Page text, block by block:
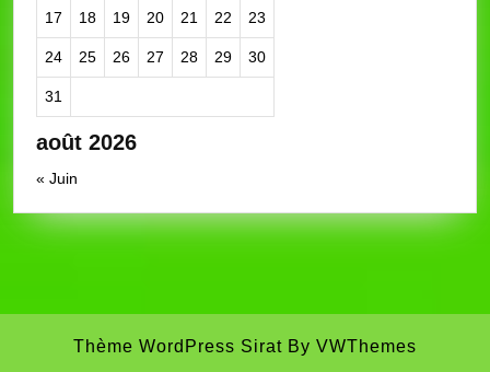
août 2026
17 18 19 20 21 22 23
24 25 26 27 28 29 30
31
« Juin
Thème WordPress Sirat By VWThemes